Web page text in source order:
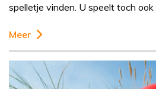
spelletje vinden. U speelt toch
Meer